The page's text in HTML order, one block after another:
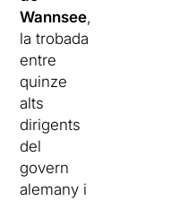
Wannsee,
la trobada
entre
quinze
alts
dirigents
del
govern
alemany i